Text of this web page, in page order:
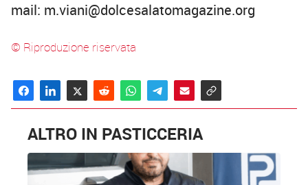
mail: m.viani@dolcesalatomagazine.org
© Riproduzione riservata
ALTRO IN PASTICCERIA